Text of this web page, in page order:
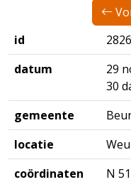
id
datum
29
30
gemeente
locatie
coördinaten
N